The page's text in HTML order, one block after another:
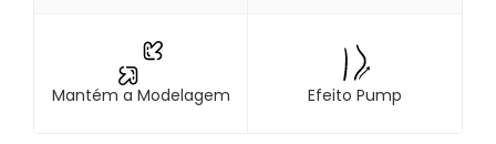
Mantém a Modelagem Efeito Pump